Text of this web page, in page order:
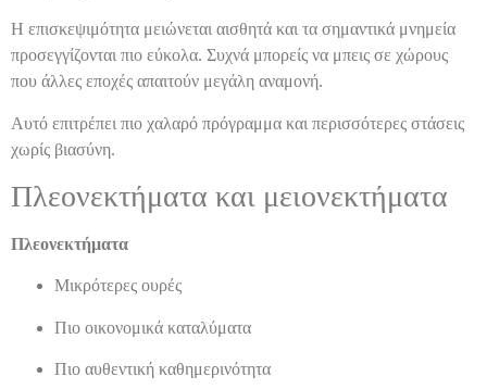
Η επισκεψιμότητα μειώνεται αισθητά και τα σημαντικά μνημεία
προσεγγίζονται πιο εύκολα. Συχνά μπορείς να μπεις σε χώρους
που άλλες εποχές απαιτούν μεγάλη αναμονή.
Αυτό επιτρέπει πιο χαλαρό πρόγραμμα και περισσότερες στάσεις
χωρίς βιασύνη.
Πλεονεκτήματα και μειονεκτήματα
Πλεονεκτήματα
Μικρότερες ουρές
Πιο οικονομικά καταλύματα
Πιο αυθεντική καθημερινότητα